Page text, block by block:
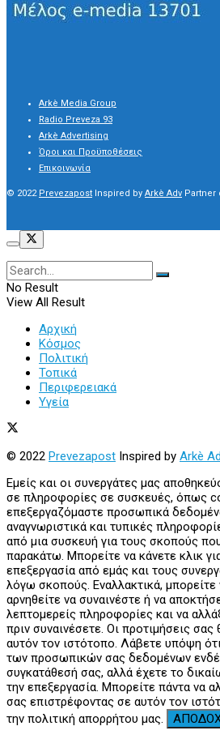
Arkè Media Group
Radio Preveza 93
Arkè Advertising
Όροι και Προϋποθέσεις
Επικοινωνία
© 2022 Prevezapost Inspired by Arkè Adv Partner
No Result
View All Result
Αρχική
Κόσμος
Πολιτική
Τοπικά
Περιφερειακά
Υγεία
© 2022 Prevezapost Inspired by Arkè
Εμείς και οι συνεργάτες μας
σε πληροφορίες σε συσκευές, όπως
επεξεργαζόμαστε προσωπικά
αναγνωριστικά και τυπικές
από μια συσκευή για τους σκοπούς
παρακάτω. Μπορείτε να κάνετε κλικ
επεξεργασία από εμάς και τους
λόγω σκοπούς. Εναλλακτικά, μπορείτε
αρνηθείτε να συναινέστε ή να
λεπτομερείς πληροφορίες και να
πριν συναινέσετε. Οι προτιμήσεις σας
αυτόν τον ιστότοπο. Λάβετε υπόψη
των προσωπικών σας δεδομένων
συγκατάθεσή σας, αλλά έχετε το
την επεξεργασία. Μπορείτε πάντα να
σας επιστρέφοντας σε αυτόν τον
την πολιτική απορρήτου μας.